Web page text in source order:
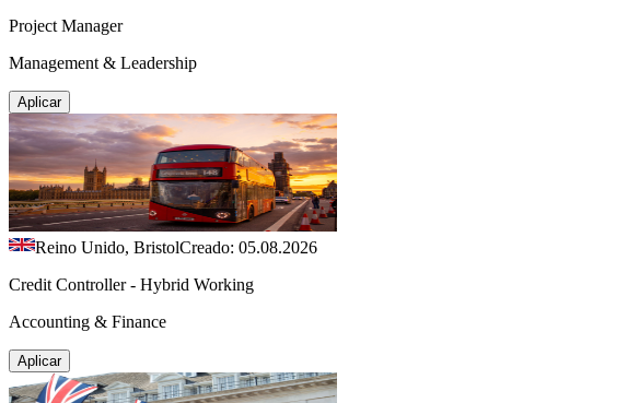
Project Manager
Management & Leadership
Aplicar
Reino Unido, BristolCreado: 05.08.2026
Credit Controller - Hybrid Working
Accounting & Finance
Aplicar